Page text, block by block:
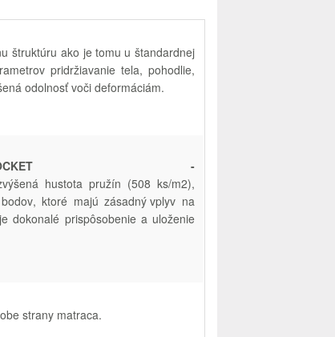
štruktúru ako je tomu u štandardnej
pridržiavanie tela, pohodlie,
odolnosť voči deformáciám.
-
hustota pružín (508 ks/m2),
bodov, ktoré majú zásadný vplyv na
dokonalé prispôsobenie a uloženie
obe strany matraca.